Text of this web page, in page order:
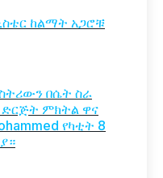
ከልማት አጋሮቹ
በሴት ስራ
ምክትል ዋና
የካቲት 8